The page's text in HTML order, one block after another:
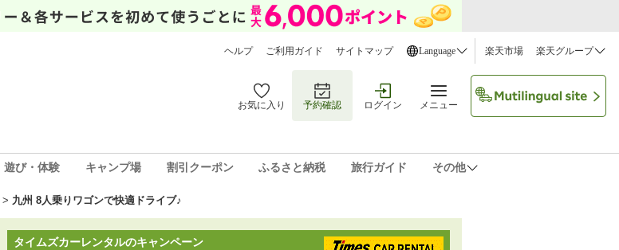
ヘルプ ご利用ガイド サイトマップ Language 楽天市場 楽天グループ
お気に入り 予約確認 ログイン メニュー
遊び・体験 キャンプ場 割引クーポン ふるさと納税 旅行ガイド その他
> 九州 8人乗りワゴンで快適ドライブ♪
タイムズカーレンタルのキャンペーン